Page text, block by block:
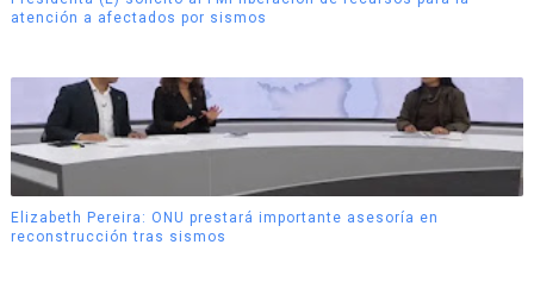
atención a afectados por sismos
Elizabeth Pereira: ONU prestará importante asesoría en
reconstrucción tras sismos